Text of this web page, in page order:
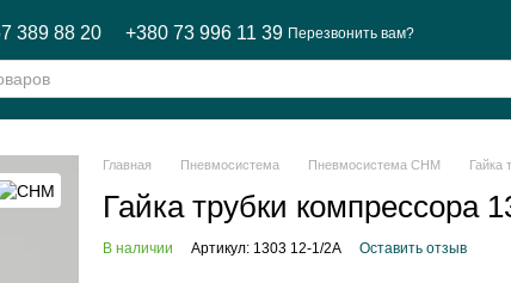
389 88 20 +380 73 996 11 39 Перезвонить вам?
Главная Пневмосистема Пневмосистема CHM Гайка
Гайка трубки
В наличии Артикул: 1303 12-1/2А Оставить отзыв